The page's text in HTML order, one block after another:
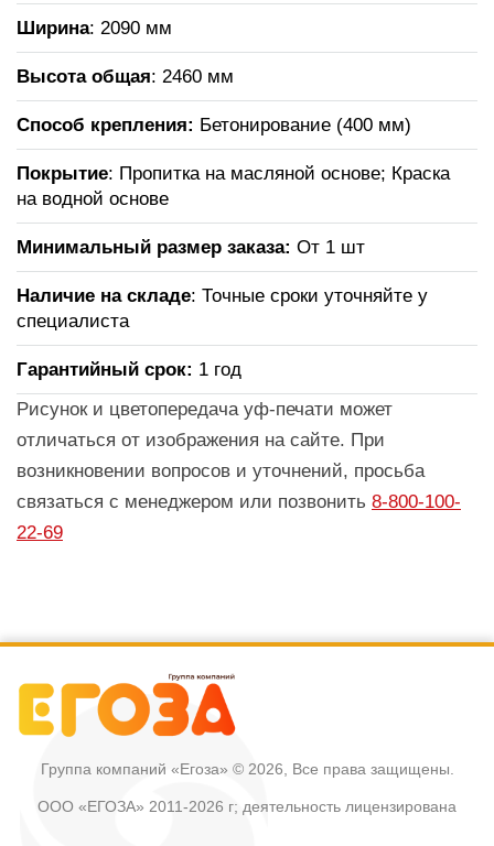
Ширина: 2090 мм
Высота общая: 2460 мм
Способ крепления: Бетонирование (400 мм)
Покрытие: Пропитка на масляной основе; Краска
на водной основе
Минимальный размер заказа: От 1 шт
Наличие на складе: Точные сроки уточняйте у
специалиста
Гарантийный срок: 1 год
Рисунок и цветопередача уф-печати может
отличаться от изображения на сайте. При
возникновении вопросов и уточнений, просьба
связаться с менеджером или позвонить 8-800-100-
22-69
Группа компаний «Егоза» © 2026, Все права защищены.
ООО «ЕГОЗА» 2011-2026 г; деятельность лицензирована